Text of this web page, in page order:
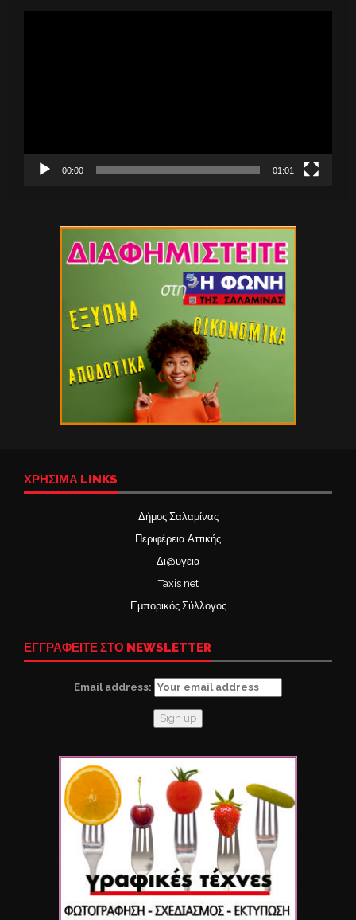
00:00 01:01
ΧΡΉΣΙΜΑ LINKS
Δήμος Σαλαμίνας
Περιφέρεια Αττικής
Δι@υγεια
Taxis net
Εμπορικός Σύλλογος
ΕΓΓΡΑΦΕΙΤΕ ΣΤΟ NEWSLETTER
Email address: